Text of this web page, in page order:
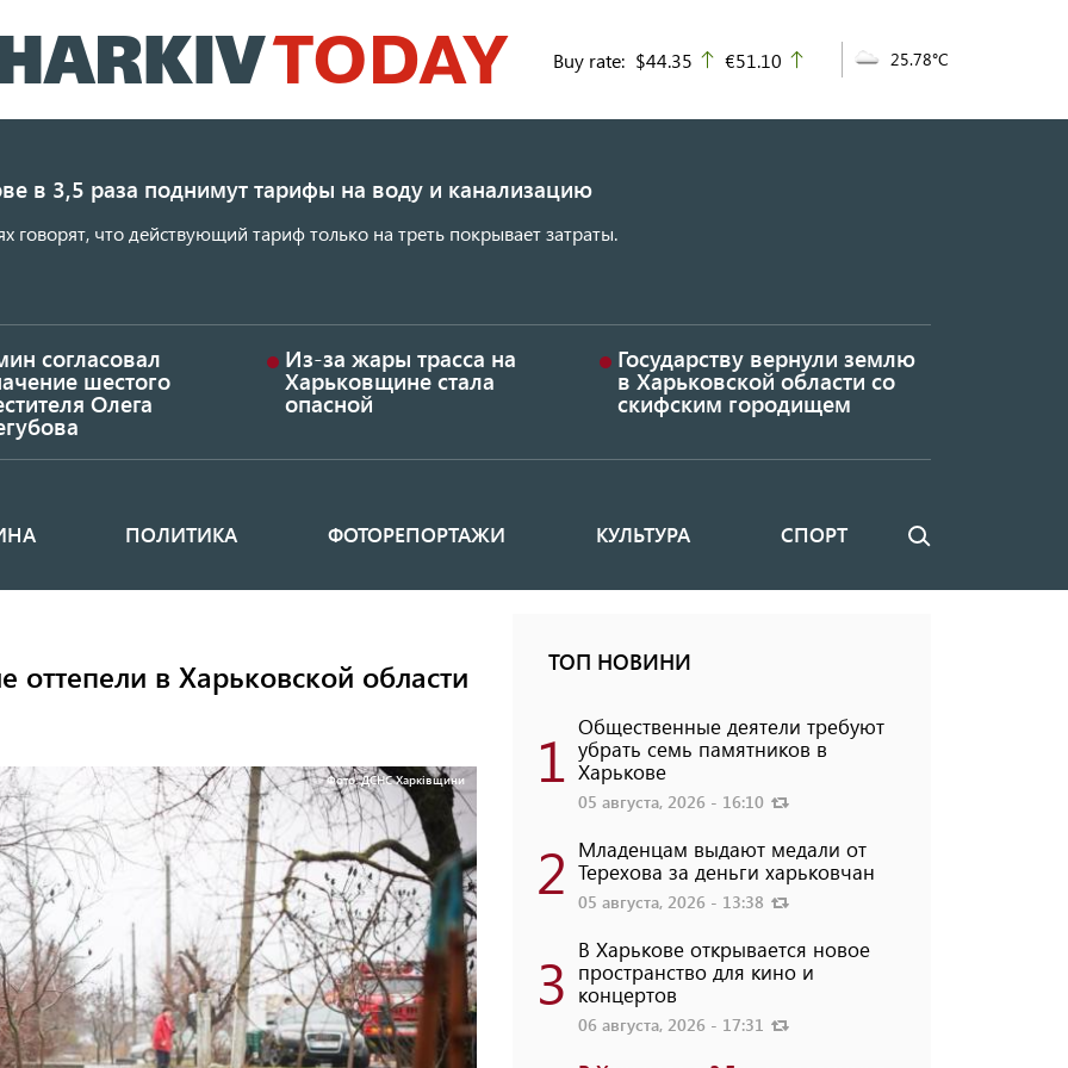
к
основному
Buy rate: $44.35 up
€51.10 25.78°C
в 3,5 раза поднимут тарифы на воду и канализацию
говорят, что действующий тариф только на треть покрывает затраты.
согласовал
шестого
Олега
Из-за жары трасса на
Харьковщине стала
опасной
Государству вернули землю
в Харьковской области со
скифским городищем
ПОЛИТИКА ФОТОРЕПОРТАЖИ КУЛЬТУРА СПОРТ Поиск
в Харьковской области
Фото: ДСНС Харківщини
ТОП НОВИНИ
1 Общественные деятели требуют
убрать семь памятников в
Харькове
05 августа, 2026 - 16:10
2 Младенцам выдают медали от
Терехова за деньги харьковчан
05 августа, 2026 - 13:38
3 В Харькове открывается новое
пространство для кино и
концертов
06 августа, 2026 - 17:31